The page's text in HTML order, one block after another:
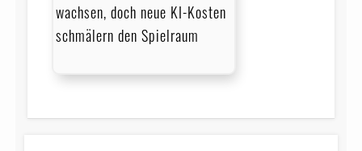
wachsen, doch neue KI-Kosten
schmälern den Spielraum